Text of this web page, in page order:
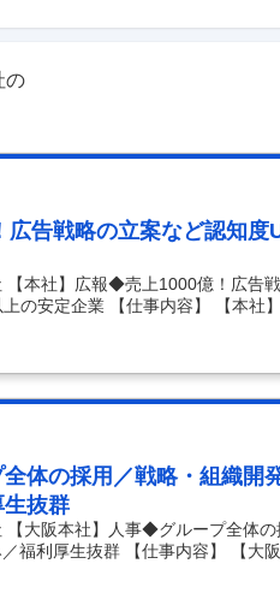
の
告戦略の立案など認知度
【本社】広報◆売上1000億！広告
の安定企業 【仕事内容】 【本社
がミッション◆創業100年以上の安
！グループ全体の広告宣伝をお任
ン◆売り上げ1000億以上の不動
体の採用／戦略・組織開
抜群
【大阪本社】人事◆グループ全体
福利厚生抜群 【仕事内容】 【大
ど幅広い経験可能土日祝休み／福
指す／年休124日・土日祝／転勤